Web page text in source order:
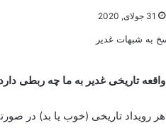
31 جولای, 2020
واقعه تاریخی غدیر به ما چه ربطی
هر رویداد تاریخی (خوب یا بد) در